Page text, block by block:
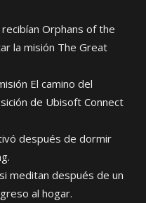
Orphans of the
la misión The Great
El camino del
de Ubisoft Connect
después de dormir
meditan después de un
al hogar.